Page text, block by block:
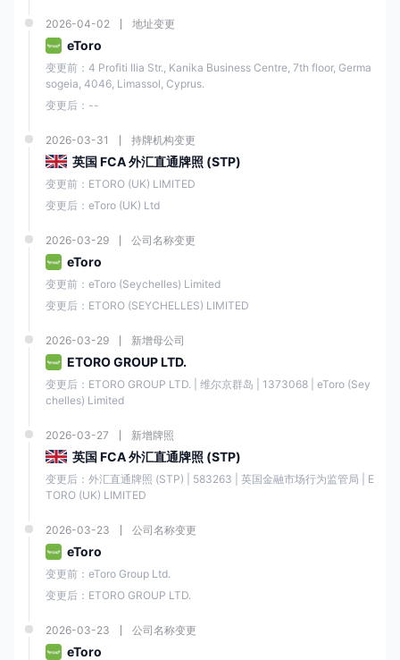
FCA
然而，与任何投资平台一样，交易中存在风险，交易者应始终意识到潜在
风险并采取措施保护他们的投资。
市场工具
交易者可以访问超过7,000种资产，包括
种大宗商品、55种货币、18个指数和106种加密货币
各种市场以寻找最佳的投资机会。
资产类别
股票
ETF
大宗商品
货币
加密货币
2026-04-02 地址变更
eToro
变更前：4 Profiti Ilia Str., Kanika Business Centre, 7th floor, Germa
sogeia, 4046, Limassol, Cyprus.
变更后：--
2026-03-31 持牌机构变更
英国 FCA 外汇直通牌照 (STP)
变更前：ETORO (UK) LIMITED
变更后：eToro (UK) Ltd
2026-03-29 公司名称变更
eToro
变更前：eToro (Seychelles) Limited
变更后：ETORO (SEYCHELLES) LIMITED
2026-03-29 新增母公司
ETORO GROUP LTD.
变更后：ETORO GROUP LTD. | 维尔京群岛 | 1373068 | eToro (Sey
chelles) Limited
2026-03-27 新增牌照
英国 FCA 外汇直通牌照 (STP)
变更后：外汇直通牌照 (STP) | 583263 | 英国金融市场行为监管局 | E
TORO (UK) LIMITED
2026-03-23 公司名称变更
eToro
变更前：eToro Group Ltd.
变更后：ETORO GROUP LTD.
2026-03-23 公司名称变更
eToro